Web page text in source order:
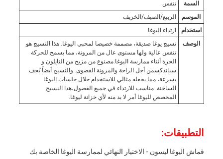
السمة
تنفس
الموسم
الربيع/الصيف/الخريف
استخدام
ارتداء اليوغا
الوصف
نسيج يوغا صديقة، مصممة خصيصا لمحبي اليوغا. هذا النسيج هو
تنفس عالية ولها مستوى عال من المرونة، مما يسمح للحركة
الحرة أثناء ممارسة اليوغا.مصنوع من مزيج من النايلون و
سباندكسمن أجل الراحة والمرونة القصوى. والنسيج أيضاً يُجف
بسرعة، مما يجعله مثالي للاستخدام خلال جلسات اليوغا
الساخنة. مناسب للارتداء في جميع الفصول،هذا النسيج
المخصص لليوغا أمر لا بد منه لأي خزانة ليوغا.
التطبيقات:
قماش اليوغا ليسون - الاختيار النهائي لممارسة اليوغا الخاصة بك